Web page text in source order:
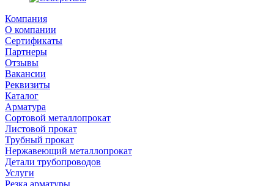
Компания
О компании
Сертификаты
Партнеры
Отзывы
Вакансии
Реквизиты
Каталог
Арматура
Сортовой металлопрокат
Листовой прокат
Трубный прокат
Нержавеющий металлопрокат
Детали трубопроводов
Услуги
Резка арматуры